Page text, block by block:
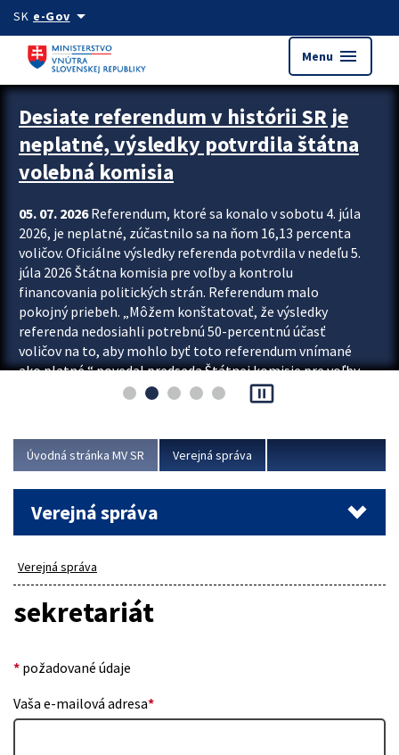
Preskocit na hlavný obsah
SK e-Govarrow_drop_down
Menu menu
Zastavit automatický posun upútavok
Desiate referendum v histórii SR je
neplatné, výsledky potvrdila štátna
volebná komisia
05. 07. 2026Referendum, ktoré sa konalo v sobotu 4. júla
2026, je neplatné, zúčastnilo sa na ňom 16,13 percenta
voličov. Oficiálne výsledky referenda potvrdila v nedeľu 5.
júla 2026 Štátna komisia pre voľby a kontrolu
financovania politických strán. Referendum malo
pokojný priebeh. „Môžem konštatovať, že výsledky
referenda nedosiahli potrebnú 50-percentnú účasť
voličov na to, aby mohlo byť toto referendum vnímané
ako platné,“ povedal predseda Štátnej komisie pre voľby
a kontrolu financovania politických...
pause_presentation
Úvodná stránka MV SR Verejná správa
Verejná správa
Verejná správa
sekretariát
* požadované údaje
Vaša e-mailová adresa*